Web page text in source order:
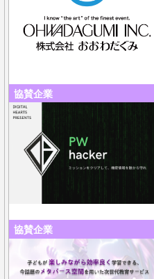
協賛企業
協賛企業